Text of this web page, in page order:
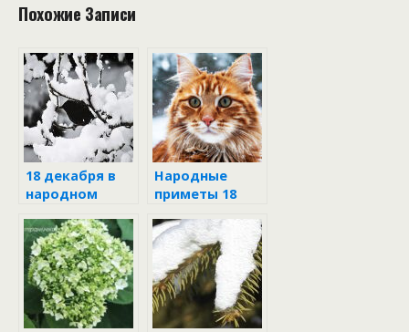
Похожие Записи
18 декабря в
народном
Народные
приметы 18
Саввин день